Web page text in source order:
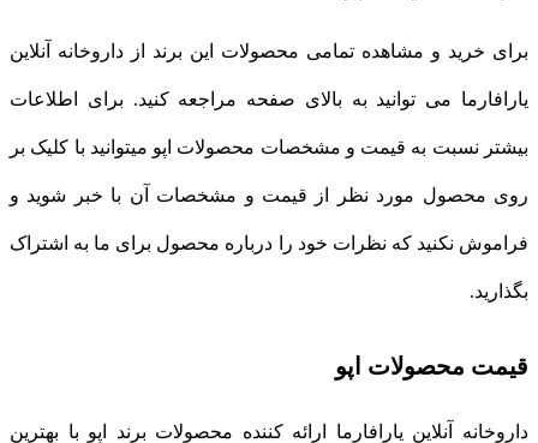
برای خرید و مشاهده تمامی محصولات این برند از داروخانه آنلاین
یارافارما می توانید به بالای صفحه مراجعه کنید. برای اطلاعات
بیشتر نسبت به قیمت و مشخصات محصولات اپو میتوانید با کلیک بر
روی محصول مورد نظر از قیمت و مشخصات آن با خبر شوید و
فراموش نکنید که نظرات خود را درباره محصول برای ما به اشتراک
بگذارید.
قیمت محصولات اپو
داروخانه آنلاین یارافارما ارائه کننده محصولات برند اپو با بهترین